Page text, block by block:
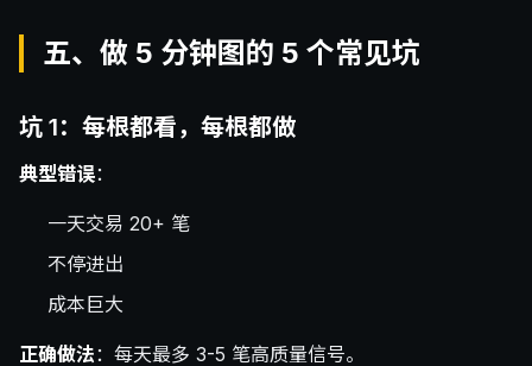
五、做 5 分钟图的 5 个常见坑
坑 1：每根都看，每根都做
典型错误：
一天交易 20+ 笔
不停进出
成本巨大
正确做法：每天最多 3-5 笔高质量信号。